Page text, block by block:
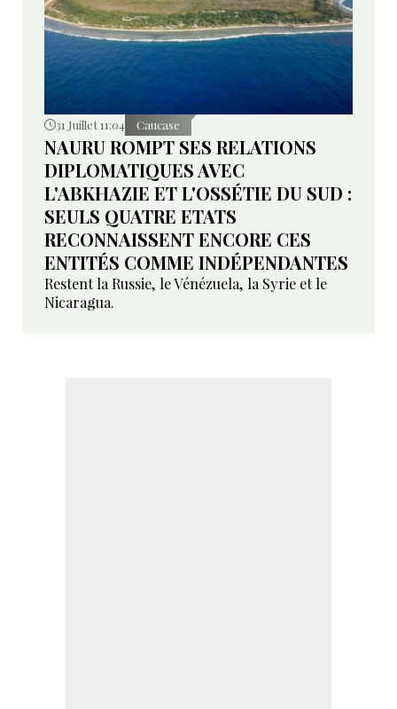
31 Juillet 11:04 Caucase
NAURU ROMPT SES RELATIONS
DIPLOMATIQUES AVEC
L'ABKHAZIE ET L'OSSÉTIE DU SUD :
SEULS QUATRE ETATS
RECONNAISSENT ENCORE CES
ENTITÉS COMME INDÉPENDANTES
Restent la Russie, le Vénézuela, la Syrie et le
Nicaragua.